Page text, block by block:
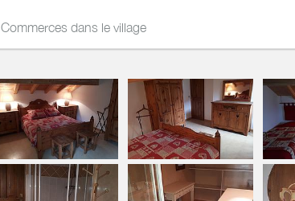
Commerces dans le village